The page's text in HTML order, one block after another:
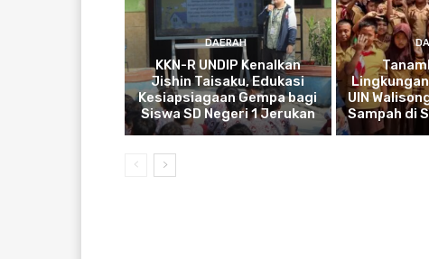
DAERAH
KKN-R UNDIP Kenalkan
Jishin Taisaku, Edukasi
Kesiapsiagaan Gempa bagi
Siswa SD Negeri 1 Jerukan
Lingkungan
UIN
Sampah di